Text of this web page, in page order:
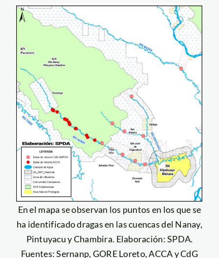
En el mapa se observan los puntos en los que se
ha identificado dragas en las cuencas del Nanay,
Pintuyacu y Chambira. Elaboración: SPDA.
Fuentes: Sernanp, GORE Loreto, ACCA y CdG